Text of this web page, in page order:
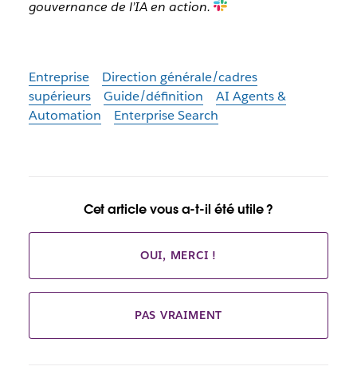
gouvernance de l’IA en action.
Entreprise
Direction générale/cadres
supérieurs
Guide/définition
AI Agents &
Automation
Enterprise Search
Cet article vous a-t-il été utile ?
OUI, MERCI !
PAS VRAIMENT